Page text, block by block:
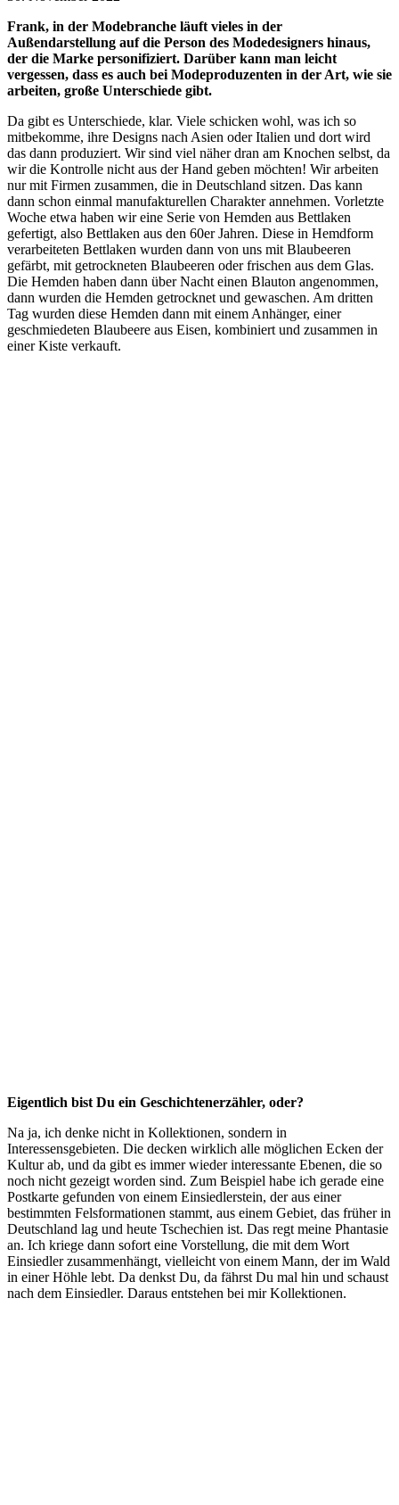
Frank, in der Modebranche läuft vieles in der
Außendarstellung auf die Person des Modedesigners hinaus,
der die Marke personifiziert. Darüber kann man leicht
vergessen, dass es auch bei Modeproduzenten in der Art, wie sie
arbeiten, große Unterschiede gibt.
Da gibt es Unterschiede, klar. Viele schicken wohl, was ich so
mitbekomme, ihre Designs nach Asien oder Italien und dort wird
das dann produziert. Wir sind viel näher dran am Knochen selbst, da
wir die Kontrolle nicht aus der Hand geben möchten! Wir arbeiten
nur mit Firmen zusammen, die in Deutschland sitzen. Das kann
dann schon einmal manufakturellen Charakter annehmen. Vorletzte
Woche etwa haben wir eine Serie von Hemden aus Bettlaken
gefertigt, also Bettlaken aus den 60er Jahren. Diese in Hemdform
verarbeiteten Bettlaken wurden dann von uns mit Blaubeeren
gefärbt, mit getrockneten Blaubeeren oder frischen aus dem Glas.
Die Hemden haben dann über Nacht einen Blauton angenommen,
dann wurden die Hemden getrocknet und gewaschen. Am dritten
Tag wurden diese Hemden dann mit einem Anhänger, einer
geschmiedeten Blaubeere aus Eisen, kombiniert und zusammen in
einer Kiste verkauft.
Eigentlich bist Du ein Geschichtenerzähler, oder?
Na ja, ich denke nicht in Kollektionen, sondern in
Interessensgebieten. Die decken wirklich alle möglichen Ecken der
Kultur ab, und da gibt es immer wieder interessante Ebenen, die so
noch nicht gezeigt worden sind. Zum Beispiel habe ich gerade eine
Postkarte gefunden von einem Einsiedlerstein, der aus einer
bestimmten Felsformationen stammt, aus einem Gebiet, das früher in
Deutschland lag und heute Tschechien ist. Das regt meine Phantasie
an. Ich kriege dann sofort eine Vorstellung, die mit dem Wort
Einsiedler zusammenhängt, vielleicht von einem Mann, der im Wald
in einer Höhle lebt. Da denkst Du, da fährst Du mal hin und schaust
nach dem Einsiedler. Daraus entstehen bei mir Kollektionen.